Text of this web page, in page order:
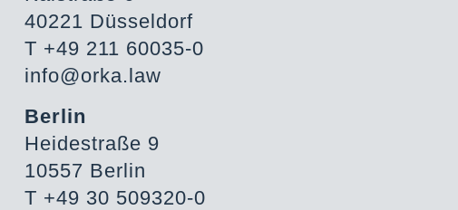
40221 Düsseldorf
T +49 211 60035-0
info@orka.law
Berlin
Heidestraße 9
10557 Berlin
T +49 30 509320-0